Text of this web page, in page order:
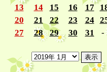
13
14 15 16 17
20
21 22 23 24
27
28 29 30 31 -